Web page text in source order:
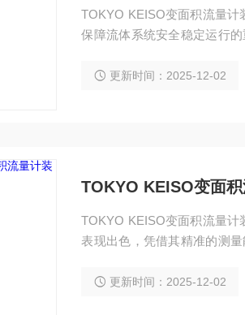
TOKYO KEISO变面积流量
保障流体系统安全稳定运行
可根据实际生产需求，通过
更新时间：2025-12-02
TOKYO KEISO变面
TOKYO KEISO变面积流量
表现出色，凭借其精准的测
碱溶液、有机溶剂、饮用水
更新时间：2025-12-02